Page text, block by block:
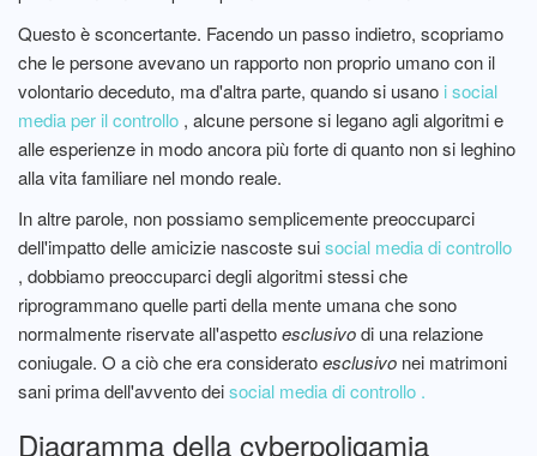
Questo è sconcertante. Facendo un passo indietro, scopriamo
che le persone avevano un rapporto non proprio umano con il
volontario deceduto, ma d'altra parte, quando si usano i social
media per il controllo , alcune persone si legano agli algoritmi e
alle esperienze in modo ancora più forte di quanto non si leghino
alla vita familiare nel mondo reale.
In altre parole, non possiamo semplicemente preoccuparci
dell'impatto delle amicizie nascoste suisocial media di controllo
, dobbiamo preoccuparci degli algoritmi stessi che
riprogrammano quelle parti della mente umana che sono
normalmente riservate all'aspettoesclusivodi una relazione
coniugale. O a ciò che era consideratoesclusivo nei matrimoni
sani primadell'avvento deisocial media di controllo .
Diagramma della cyberpoligamia